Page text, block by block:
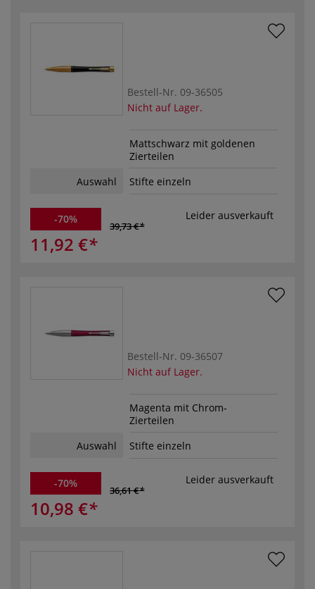
Bestell-Nr. 09-36505
Nicht auf Lager.
Mattschwarz mit goldenen
Zierteilen
Auswahl
Stifte einzeln
-70%
39,73 €
11,92 €
Leider ausverkauft
Bestell-Nr. 09-36507
Nicht auf Lager.
Magenta mit Chrom-
Zierteilen
Auswahl
Stifte einzeln
-70%
36,61 €
10,98 €
Leider ausverkauft